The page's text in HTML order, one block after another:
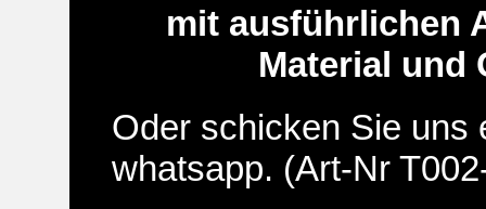
mit ausführlichen
Material und
Oder schicken Sie uns
whatsapp. (Art-Nr